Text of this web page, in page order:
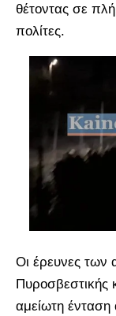
θέτοντας σε
πολίτες.
Οι έρευνες των
Πυροσβεστικής
αμείωτη